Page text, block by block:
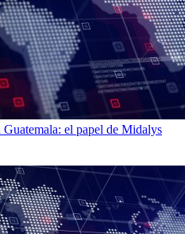
el papel de Midalys